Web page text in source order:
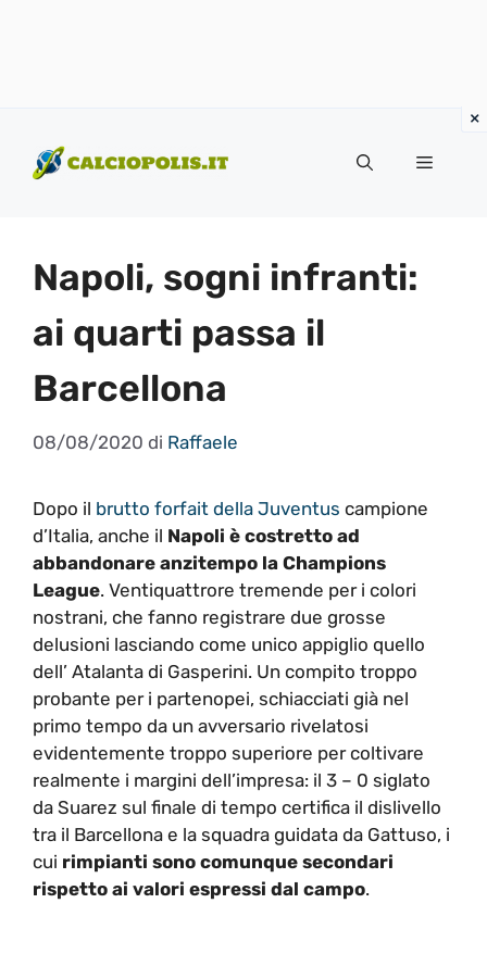
contenuto
Menu
Napoli, sogni infranti:
ai quarti passa il
Barcellona
08/08/2020 di Raffaele
Dopo il brutto forfait della Juventus campione
d’Italia, anche il Napoli è costretto ad
abbandonare anzitempo la Champions
League. Ventiquattrore tremende per i colori
nostrani, che fanno registrare due grosse
delusioni lasciando come unico appiglio quello
dell’ Atalanta di Gasperini. Un compito troppo
probante per i partenopei, schiacciati già nel
primo tempo da un avversario rivelatosi
evidentemente troppo superiore per coltivare
realmente i margini dell’impresa: il 3 – 0 siglato
da Suarez sul finale di tempo certifica il dislivello
tra il Barcellona e la squadra guidata da Gattuso, i
cui rimpianti sono comunque secondari
rispetto ai valori espressi dal campo.